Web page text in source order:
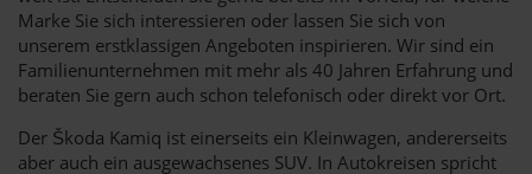
Marke Sie sich interessieren oder lassen Sie sich von
unserem erstklassigen Angeboten inspirieren. Wir sind ein
Familienunternehmen mit mehr als 40 Jahren Erfahrung und
beraten Sie gern auch schon telefonisch oder direkt vor Ort.
Der Škoda Kamiq ist einerseits ein Kleinwagen, andererseits
aber auch ein ausgewachsenes SUV. In Autokreisen spricht